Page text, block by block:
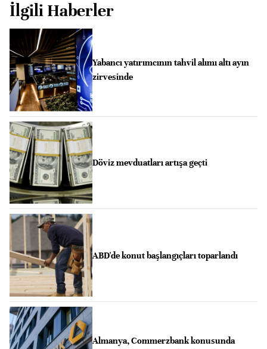
İlgili Haberler
Yabancı yatırımcının tahvil alımı altı ayın
zirvesinde
Döviz mevduatları artışa geçti
ABD'de konut başlangıçları toparlandı
Almanya, Commerzbank konusunda